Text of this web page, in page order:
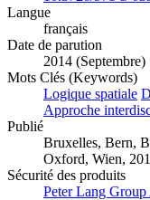
Langue
français
Date de parution
2014 (Septembre)
Mots Clés (Keywords)
Logique spatiale
Approche
Publié
Bruxelles, Bern,
Oxford, Wien,
Sécurité des produits
Peter Lang